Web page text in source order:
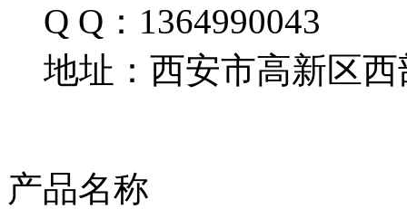
Q Q：1364990043
地址：西安市高新区西
产品名称